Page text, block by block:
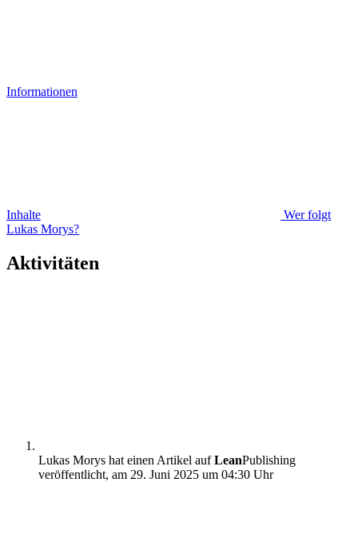
Informationen
Inhalte
Wer folgt
Lukas Morys?
Aktivitäten
Lukas Morys hat einen Artikel aufLeanPublishing
veröffentlicht, am 29. Juni 2025 um 04:30 Uhr